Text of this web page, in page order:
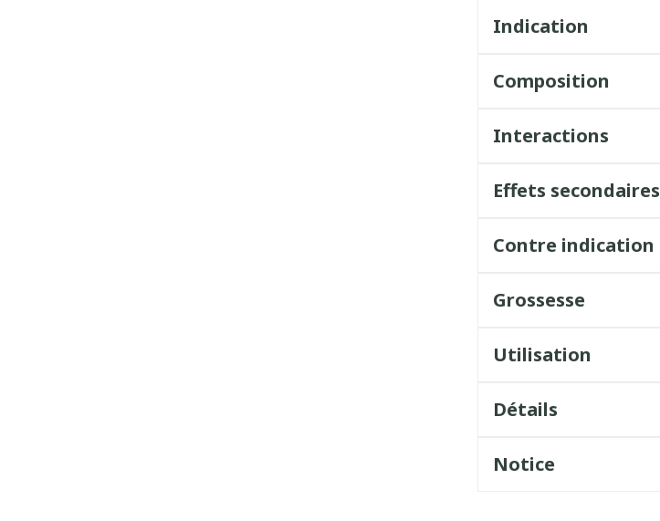
Indication
Composition
Interactions
Effets secondaires
Contre indication
Grossesse
Utilisation
Détails
Notice